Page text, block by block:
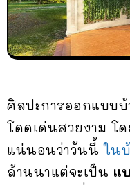
ศิลปะการออกแบบ
โดดเด่นสวยงาม โ
แน่นอนว่าวันนี้ใน
ล้านนาแต่จะเป็น แ